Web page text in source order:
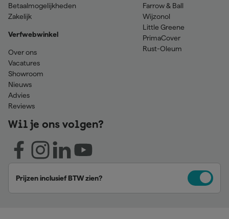
Betaalmogelijkheden
Zakelijk
Verfwebwinkel
Over ons
Vacatures
Showroom
Nieuws
Advies
Reviews
Farrow & Ball
Wijzonol
Little Greene
PrimaCover
Rust-Oleum
Wil je ons volgen?
Prijzen inclusief BTW zien?